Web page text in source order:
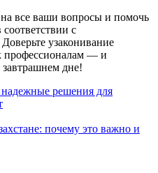
все ваши вопросы и помочь
с
узаконивание
профессионалам — и
завтрашнем дне!
решения для
почему это важно и